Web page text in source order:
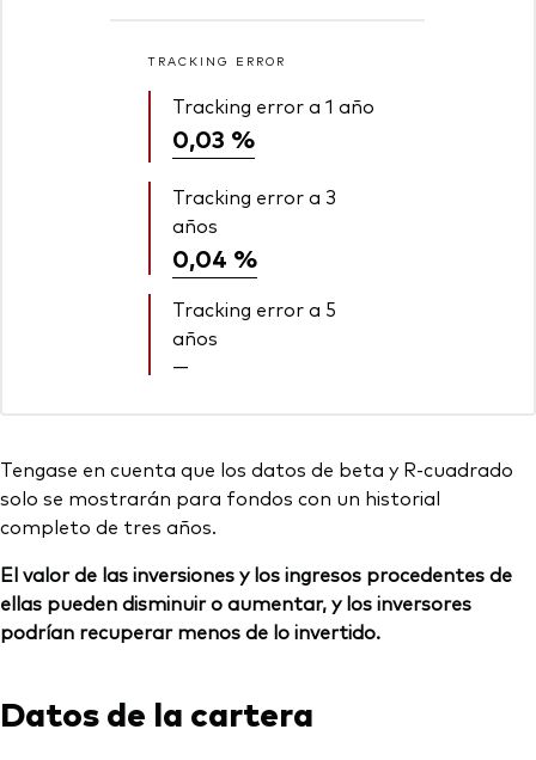
TRACKING ERROR
Tracking error a 1 año
0,03 %
Tracking error a 3
años
0,04 %
Tracking error a 5
años
—
Tengase en cuenta que los datos de beta y R-cuadrado
solo se mostrarán para fondos con un historial
completo de tres años.
El valor de las inversiones y los ingresos procedentes de
ellas pueden disminuir o aumentar, y los inversores
podrían recuperar menos de lo invertido.
Datos de la cartera